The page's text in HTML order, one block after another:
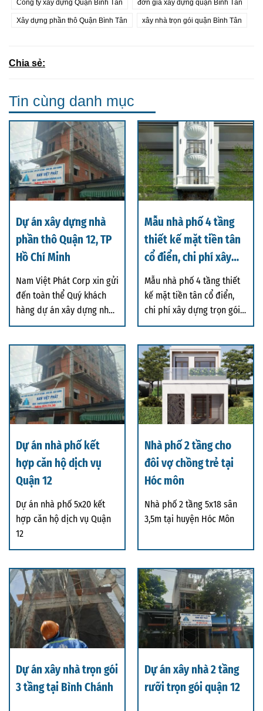
Công ty xây dựng Quận Bình Tân đơn giá xây dựng quận Bình Tân
Xây dựng phần thô Quận Bình Tân xây nhà trọn gói quận Bình Tân
Chia sẻ:
Tin cùng danh mục
Dự án xây dựng nhà
phần thô Quận 12, TP
Hồ Chí Minh
Nam Việt Phát Corp xin gửi
đến toàn thể Quý khách
hàng dự án xây dựng nhà
phần thô tạ
Mẫu nhà phố 4 tầng
thiết kế mặt tiền tân
cổ điển, chi phí xây
dựng trọn gói 2,05 tỷ
đồng
Mẫu nhà phố 4 tầng thiết
kế mặt tiền tân cổ điển,
chi phí xây dựng trọn gói
2,05 tỷ đ
Dự án nhà phố kết
hợp căn hộ dịch vụ
Quận 12
Dự án nhà phố 5x20 kết
hợp căn hộ dịch vụ Quận
12
Nhà phố 2 tầng cho
đôi vợ chồng trẻ tại
Hóc môn
Nhà phố 2 tầng 5x18 sân
3,5m tại huyện Hóc Môn
Dự án xây nhà trọn gói
3 tầng tại Bình Chánh
Dự án xây nhà 2 tầng
rưỡi trọn gói quận 12